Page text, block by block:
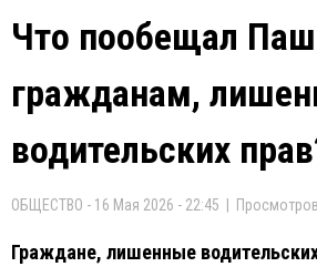
Что пообещал
гражданам,
водительских
ОБЩЕСТВО - 16 Мая 2026 - 22:45 |
Граждане, лишенные